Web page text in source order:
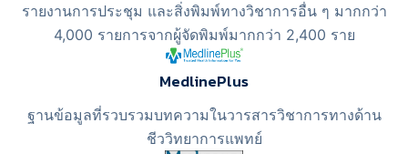
รายงานการประชุม และสิ่งพิมพ์ทางวิชาการอื่น ๆ มากกว่า
4,000 รายการจากผู้จัดพิมพ์มากกว่า 2,400 ราย
MedlinePlus
ฐานข้อมูลที่รวบรวมบทความในวารสารวิชาการทางด้าน
ชีววิทยาการแพทย์